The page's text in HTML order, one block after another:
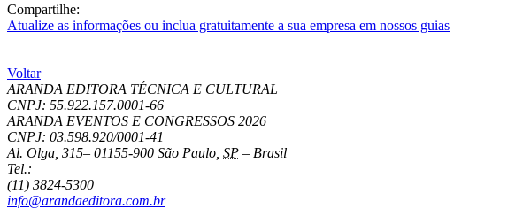
Compartilhe:
Atualize as informações ou inclua gratuitamente a sua empresa em nossos guias
Voltar
ARANDA EDITORA TÉCNICA E CULTURAL
CNPJ: 55.922.157.0001-66
ARANDA EVENTOS E CONGRESSOS 2026
CNPJ: 03.598.920/0001-41
Al. Olga, 315– 01155-900 São Paulo SP – Brasil
Tel.:
(11) 3824-5300
info@arandaeditora.com.br